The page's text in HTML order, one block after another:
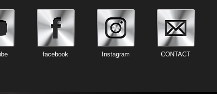
facebook Instagram CONTACT